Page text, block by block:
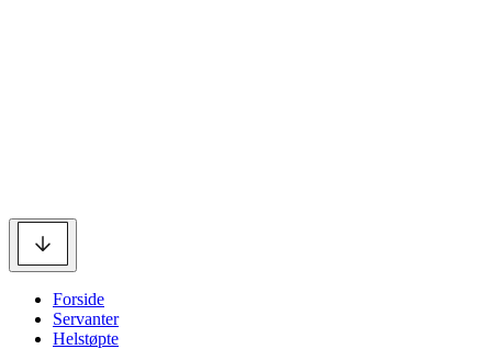
Forside
Servanter
Helstøpte